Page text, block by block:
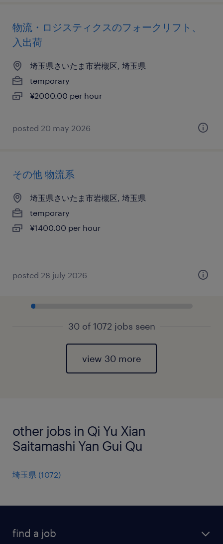
物流・ロジスティクスのフォークリフト、
入出荷
埼玉県さいたま市岩槻区, 埼玉県
temporary
¥2000.00 per hour
posted 20 may 2026
その他 物流系
埼玉県さいたま市岩槻区, 埼玉県
temporary
¥1400.00 per hour
posted 28 july 2026
30 of 1072 jobs seen
view 30 more
other jobs in Qi Yu Xian
Saitamashi Yan Gui Qu
埼玉県 (1072)
find a job